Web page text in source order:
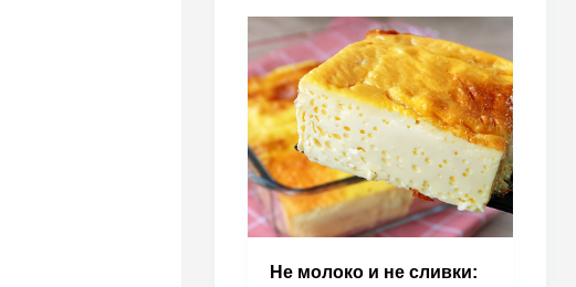
Не молоко и не сливки: